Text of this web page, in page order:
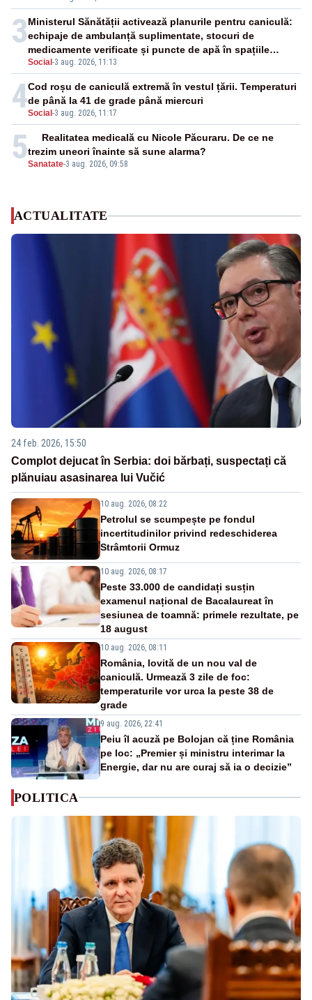
3
Social -3 aug. 2026, 11:13
Ministerul Sănătății activează planurile pentru caniculă:
echipaje de ambulanță suplimentate, stocuri de
medicamente verificate și puncte de apă în spațiile
publice
4Social -3 aug. 2026, 11:17
Cod roșu de caniculă extremă în vestul țării. Temperaturi
de până la 41 de grade până miercuri
5Sanatate-3 aug. 2026, 09:58
Realitatea medicală cu Nicole Păcuraru. De ce ne
trezim uneori înainte să sune alarma?
ACTUALITATE
24 feb. 2026, 15:50
Complot dejucat în Serbia: doi bărbați, suspectați că
plănuiau asasinarea lui Vučić
10 aug. 2026, 08:22
Petrolul se scumpește pe fondul
incertitudinilor privind redeschiderea
Strâmtorii Ormuz
10 aug. 2026, 08:17
Peste 33.000 de candidați susțin
examenul național de Bacalaureat în
sesiunea de toamnă: primele rezultate, pe
18 august
10 aug. 2026, 08:11
România, lovită de un nou val de
caniculă. Urmează 3 zile de foc:
temperaturile vor urca la peste 38 de
grade
9 aug. 2026, 22:41
Peiu îl acuză pe Bolojan că ține România
pe loc: „Premier și ministru interimar la
Energie, dar nu are curaj să ia o decizie”
POLITICA